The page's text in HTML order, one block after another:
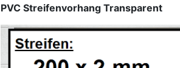
PVC Streifenvorhang Transparent